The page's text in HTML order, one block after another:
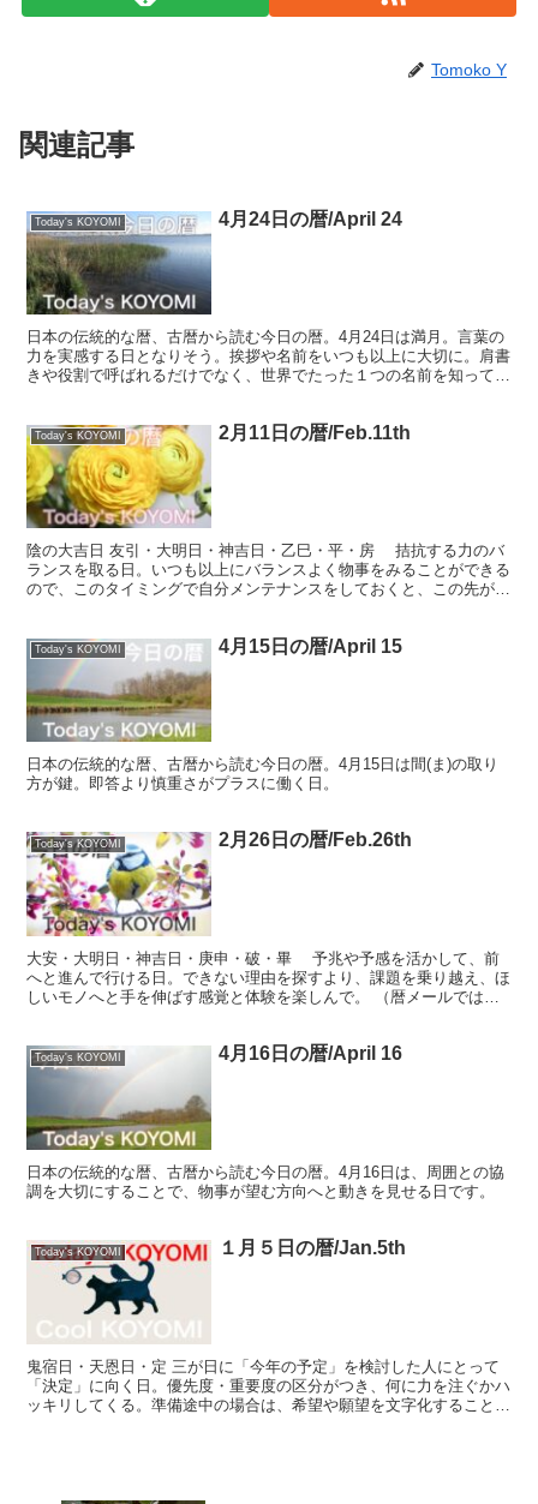
Tomoko Y
関連記事
Today's KOYOMI 4月24日の暦/April 24
日本の伝統的な暦、古暦から読む今日の暦。4月24日は満月。言葉の
力を実感する日となりそう。挨拶や名前をいつも以上に大切に。肩書
きや役割で呼ばれるだけでなく、世界でたった１つの名前を知っても
Today's KOYOMI 2月11日の暦/Feb.11th
陰の大吉日 友引・大明日・神吉日・乙巳・平・房 拮抗する力のバ
ランスを取る日。いつも以上にバランスよく物事をみることができる
ので、このタイミングで自分メンテナンスをしておくと、この先が楽
Today's KOYOMI 4月15日の暦/April 15
日本の伝統的な暦、古暦から読む今日の暦。4月15日は間(ま)の取り
方が鍵。即答より慎重さがプラスに働く日。
Today's KOYOMI 2月26日の暦/Feb.26th
大安・大明日・神吉日・庚申・破・畢 予兆や予感を活かして、前
へと進んで行ける日。できない理由を探すより、課題を乗り越え、ほ
しいモノへと手を伸ばす感覚と体験を楽しんで。 （暦メールでは、
Today's KOYOMI 4月16日の暦/April 16
日本の伝統的な暦、古暦から読む今日の暦。4月16日は、周囲との協
調を大切にすることで、物事が望む方向へと動きを見せる日です。
Today's KOYOMI １月５日の暦/Jan.5th
鬼宿日・天恩日・定 三が日に「今年の予定」を検討した人にとって
「決定」に向く日。優先度・重要度の区分がつき、何に力を注ぐかハ
ッキリしてくる。準備途中の場合は、希望や願望を文字化することか